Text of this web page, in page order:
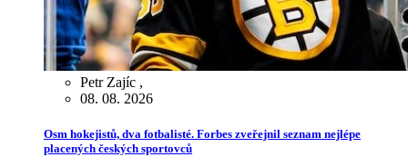
Petr Zajíc ,
08. 08. 2026
Osm hokejistů, dva fotbalisté. Forbes zveřejnil seznam nejlépe
placených českých sportovců